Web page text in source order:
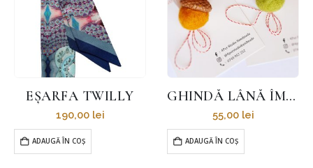
EȘARFA TWILLY
190,00 lei
ADAUGĂ ÎN COȘ
GHINDĂ LÂNĂ ÎMPÂSLITĂ
55,00 lei
ADAUGĂ ÎN COȘ